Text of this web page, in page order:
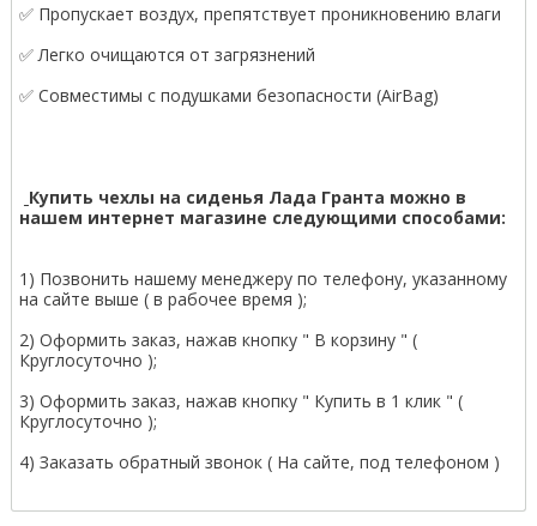
✅ Пропускает воздух, препятствует проникновению влаги
✅ Легко очищаются от загрязнений
✅ Совместимы с подушками безопасности (AirBag)
Купить чехлы на сиденья Лада Гранта можно в
нашем интернет магазине следующими способами:
1) Позвонить нашему менеджеру по телефону, указанному
на сайте выше ( в рабочее время );
2) Оформить заказ, нажав кнопку " В корзину " (
Круглосуточно );
3) Оформить заказ, нажав кнопку " Купить в 1 клик " (
Круглосуточно );
4) Заказать обратный звонок ( На сайте, под телефоном )